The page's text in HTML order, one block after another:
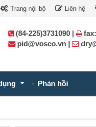
Trang nội bộ Liên hệ
Phản hồi
(84-225)3731090 |
pid@vosco.vn |